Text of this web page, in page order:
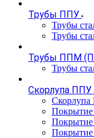
Трубы ППУ
Трубы
Трубы
Трубы ППМ
Трубы
Скорлупа ППУ
Покрытие
Покрытие
Покрытие